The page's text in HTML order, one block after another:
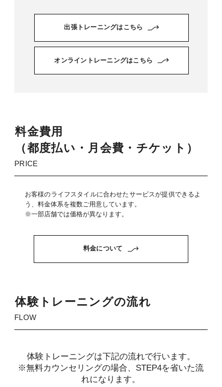
出張トレーニングはこちら
オンライントレーニングはこちら
料金費用
（都度払い ・ 月 会費 ・ チケ ッ ト）
PRICE
お客様のライフスタイルに合わせたサービスが提供できるよ
う、料金体系を複数ご用意しています。
※一部店舗では価格が異なります。
料金について
体験ト レ ーニン グの流れ
FLOW
体験トレーニングは下記の流れで行います。
※無料カウンセリングの場合、STEP4を省いた流
れになります。